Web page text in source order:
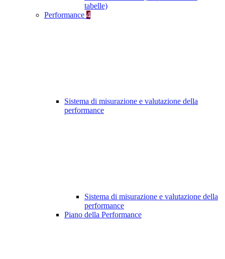
tabelle)
Performance 4
Sistema di misurazione e valutazione della
performance
Sistema di misurazione e valutazione della
performance
Piano della Performance